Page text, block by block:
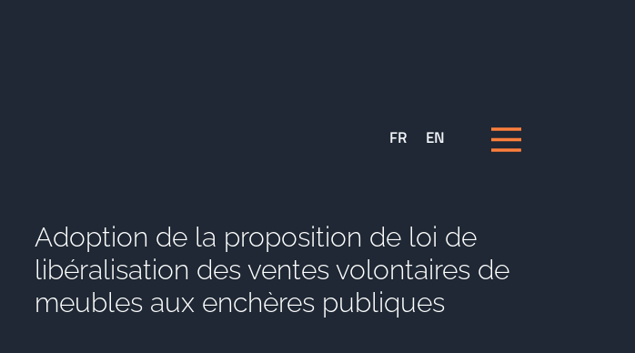
FR EN
Adoption de la proposition de loi de
libéralisation des ventes volontaires de
meubles aux enchères publiques